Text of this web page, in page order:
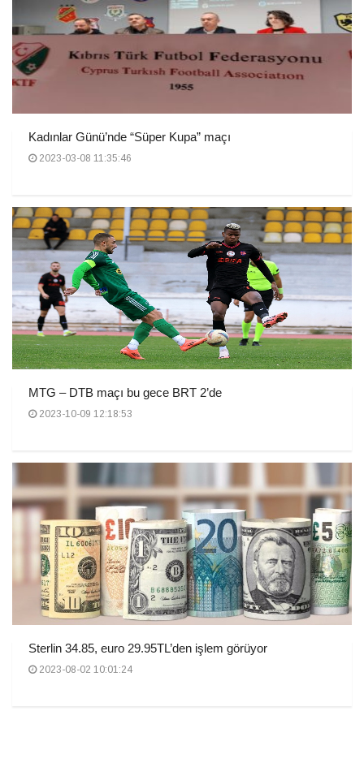
Kadınlar Günü’nde “Süper Kupa” maçı
2023-03-08 11:35:46
MTG – DTB maçı bu gece BRT 2’de
2023-10-09 12:18:53
Sterlin 34.85, euro 29.95TL’den işlem görüyor
2023-08-02 10:01:24